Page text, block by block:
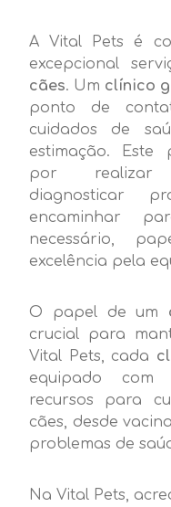
A Vital Pets é
excepcional
cães. Um clínico
ponto de
cuidados de
estimação. Este
por realizar
diagnosticar
encaminhar
necessário,
excelência pela
O papel de um
crucial para
Vital Pets, cada
equipado com
recursos para
cães, desde
problemas de
Na Vital Pets,